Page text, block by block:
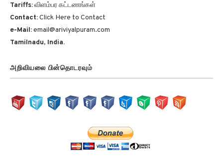
Tariffs:விளம்பர கட்டணங்கள்
Contact:Click Here to Contact
e-Mail:email@ariviyalpuram.com
Tamilnadu, India.
அறிவியலை பின்தொடரவும்